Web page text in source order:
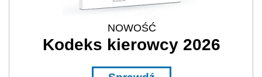
NOWOŚĆ
Kodeks kierowcy 2026